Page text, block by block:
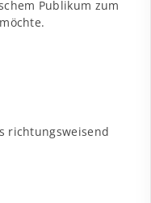
Publikum zum
richtungsweisend